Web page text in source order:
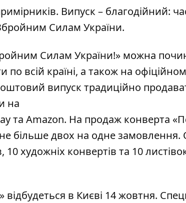
Випуск – благодійний:
Силам України.
Силам України!» можна
всій країні, а також на
випуск традиційно
на
та Amazon. На продаж конверта
не більше двох на одне
художніх конвертів та 10
в Києві 14 жовтня.